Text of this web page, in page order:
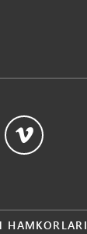
HAMKORLARI